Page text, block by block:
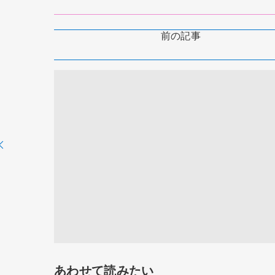
前の記事
あわせて読みたい